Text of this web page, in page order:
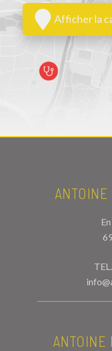
Afficher la
TEL.
ANTOINE